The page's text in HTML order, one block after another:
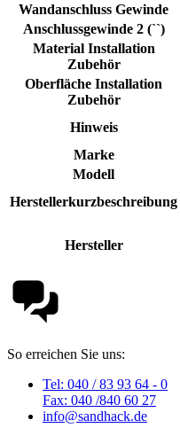
Wandanschluss Gewinde
Anschlussgewinde 2 (``)
Material Installation
Zubehör
Oberfläche Installation
Zubehör
Hinweis
Marke
Modell
Herstellerkurzbeschreibung
Hersteller
So erreichen Sie uns:
Tel: 040 / 83 93 64 - 0
Fax: 040 /840 60 27
info@sandhack.de